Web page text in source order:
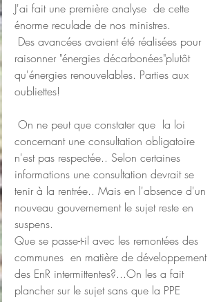
J'ai fait une première analyse  de cette
énorme reculade de nos ministres.
Des avancées avaient été réalisées pour
raisonner "énergies décarbonées"plutôt
qu'énergies renouvelables. Parties aux
oubliettes!
On ne peut que constater que  la loi
concernant une consultation obligatoire
n'est pas respectée.. Selon certaines
informations une consultation devrait se
tenir à la rentrée.. Mais en l'absence d'un
nouveau gouvernement le sujet reste en
suspens.
Que se passe-t-il avec les remontées des
communes  en matière de développement
des EnR intermittentes?...On les a fait
plancher sur le sujet sans que la PPE